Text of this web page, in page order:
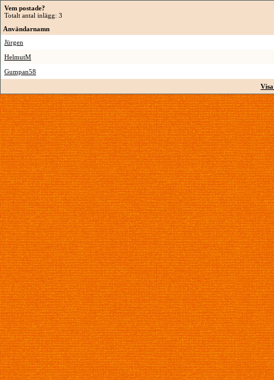
Vem postade?
Totalt antal inlägg: 3
Användarnamn
Jürgen
HelmutM
Gumpan58